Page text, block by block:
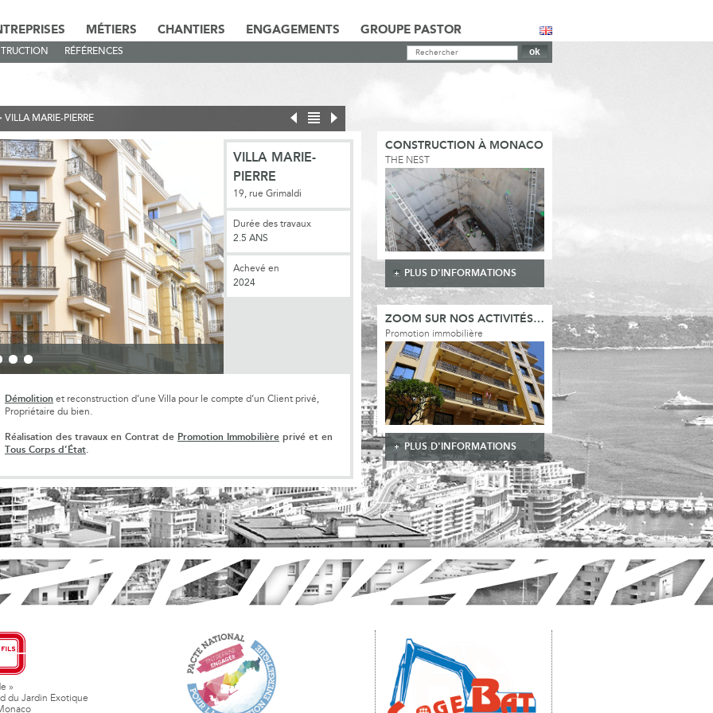
MÉTIERS CHANTIERS ENGAGEMENTS GROUPE PASTOR
RÉFÉRENCES
VILLA MARIE-PIERRE
VILLA MARIE-
PIERRE
19, rue Grimaldi
Durée des travaux
2.5 ANS
Achevé en
2024
Démolition et reconstruction d’une Villa pour le compte d’un Client privé,
Propriétaire du bien.
Réalisation des travaux en Contrat de Promotion Immobilière privé et en
Tous Corps d’État.
CONSTRUCTION À MONACO
THE NEST
PLUS D'INFORMATIONS
ZOOM SUR NOS ACTIVITÉS…
Promotion immobilière
PLUS D'INFORMATIONS
»
du Jardin Exotique